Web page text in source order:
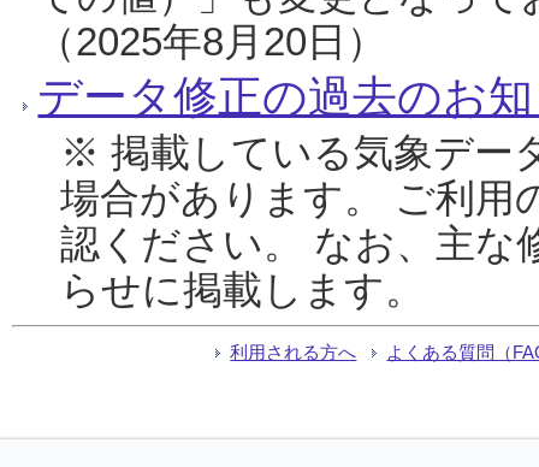
（2025年8月20日）
データ修正の過去のお
※ 掲載している気象デー
場合があります。 ご利用
認ください。 なお、主な
らせに掲載します。
利用される方へ よくある質問（